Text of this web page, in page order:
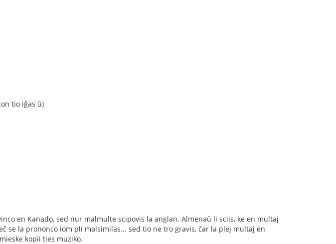
tio iĝas ŭ)
en Kanado, sed nur malmulte scipovis la anglan. Almenaŭ li sciis, ke en multaj
se la prononco iom pli malsimilas... sed tio ne tro gravis, ĉar la plej multaj en
kopii ties muziko.